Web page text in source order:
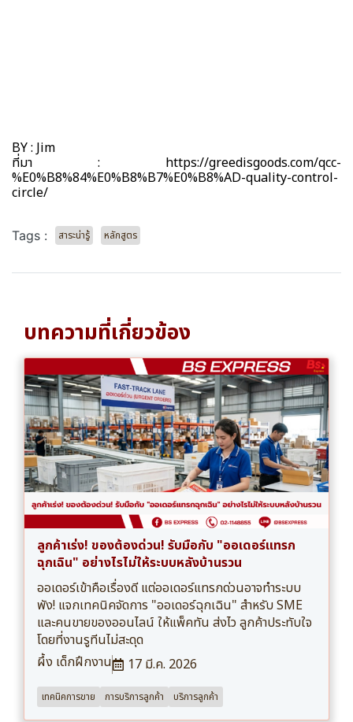
BY : Jim
ที่มา : https://greedisgoods.com/qcc-
%E0%B8%84%E0%B8%B7%E0%B8%AD-quality-control-
circle/
Tags : สาระน่ารู้ หลักสูตร
บทความที่เกี่ยวข้อง
ลูกค้าเร่ง! ของต้องด่วน! รับมือกับ "ออเดอร์แทรก
ฉุกเฉิน" อย่างไรไม่ให้ระบบหลังบ้านรวน
ออเดอร์เข้าคือเรื่องดี แต่ออเดอร์แทรกด่วนอาจทำระบบ
พัง! แจกเทคนิคจัดการ "ออเดอร์ฉุกเฉิน" สำหรับ SME
และคนขายของออนไลน์ ให้แพ็คทัน ส่งไว ลูกค้าประทับใจ
โดยที่งานรูทีนไม่สะดุด
ผึ้ง เด็กฝึกงาน
17 มี.ค. 2026
เทคนิคการขาย การบริการลูกค้า บริการลูกค้า